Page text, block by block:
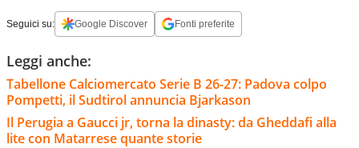
Seguici su: Google Discover Fonti preferite
Leggi anche:
Tabellone Calciomercato Serie B 26-27: Padova colpo
Pompetti, il Sudtirol annuncia Bjarkason
Il Perugia a Gaucci jr, torna la dinasty: da Gheddafi alla
lite con Matarrese quante storie